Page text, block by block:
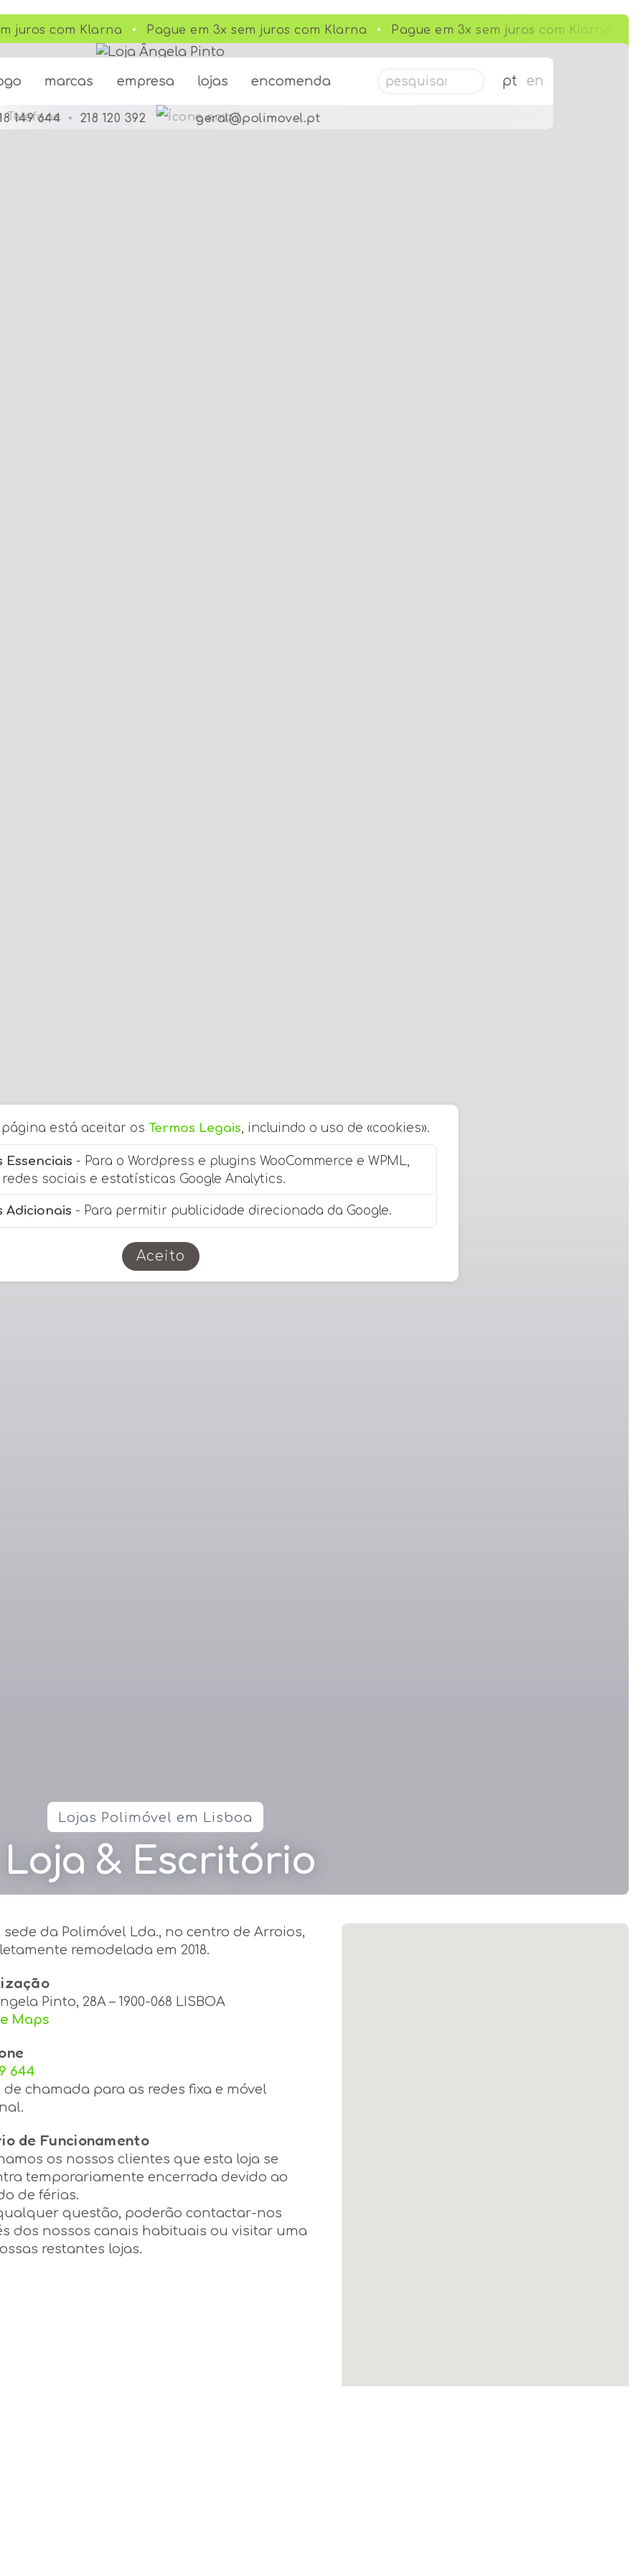
marcas empresa lojas encomenda Pesquisar por: pt en
149 644 • 218 120 392 geral@polimovel.pt
juros com Klarna Pague em 3x sem juros com Klarna Pague em 3x sem juros com Klarna
Lojas Polimóvel em Lisboa
Loja & Escritório
sede da Polimóvel Lda., no centro de Arroios,
remodelada em 2018.
Pinto, 28A – 1900-068 LISBOA
Maps
644
de chamada para as redes fixa e móvel
de Funcionamento
os nossos clientes que esta loja se
temporariamente encerrada devido ao
de férias.
questão, poderão contactar-nos
dos nossos canais habituais ou visitar uma
restantes lojas.
está aceitar os Termos Legais, incluindo o uso de «cookies».
Essenciais - Para o Wordpress e plugins WooCommerce e WPML,
sociais e estatísticas Google Analytics.
Adicionais - Para permitir publicidade direcionada da Google.
Aceito